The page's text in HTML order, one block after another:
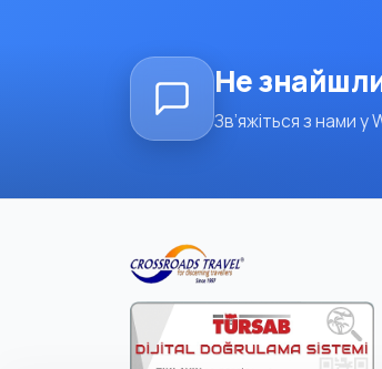
Не
Зв’яжіться з нами